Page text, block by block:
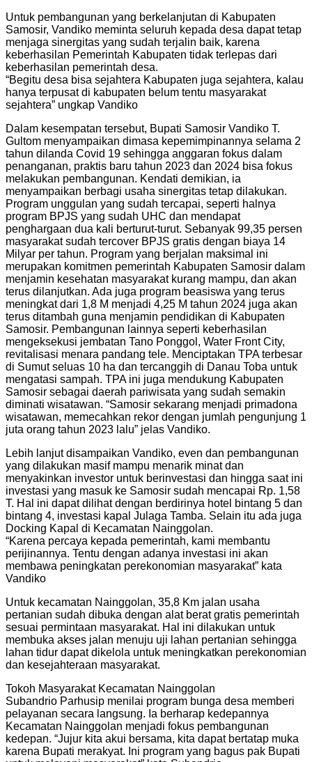
Untuk pembangunan yang berkelanjutan di Kabupaten
Samosir, Vandiko meminta seluruh kepada desa dapat tetap
menjaga sinergitas yang sudah terjalin baik, karena
keberhasilan Pemerintah Kabupaten tidak terlepas dari
keberhasilan pemerintah desa.
“Begitu desa bisa sejahtera Kabupaten juga sejahtera, kalau
hanya terpusat di kabupaten belum tentu masyarakat
sejahtera” ungkap Vandiko
Dalam kesempatan tersebut, Bupati Samosir Vandiko T.
Gultom menyampaikan dimasa kepemimpinannya selama 2
tahun dilanda Covid 19 sehingga anggaran fokus dalam
penanganan, praktis baru tahun 2023 dan 2024 bisa fokus
melakukan pembangunan. Kendati demikian, ia
menyampaikan berbagi usaha sinergitas tetap dilakukan.
Program unggulan yang sudah tercapai, seperti halnya
program BPJS yang sudah UHC dan mendapat
penghargaan dua kali berturut-turut. Sebanyak 99,35 persen
masyarakat sudah tercover BPJS gratis dengan biaya 14
Milyar per tahun. Program yang berjalan maksimal ini
merupakan komitmen pemerintah Kabupaten Samosir dalam
menjamin kesehatan masyarakat kurang mampu, dan akan
terus dilanjutkan. Ada juga program beasiswa yang terus
meningkat dari 1,8 M menjadi 4,25 M tahun 2024 juga akan
terus ditambah guna menjamin pendidikan di Kabupaten
Samosir. Pembangunan lainnya seperti keberhasilan
mengeksekusi jembatan Tano Ponggol, Water Front City,
revitalisasi menara pandang tele. Menciptakan TPA terbesar
di Sumut seluas 10 ha dan tercanggih di Danau Toba untuk
mengatasi sampah. TPA ini juga mendukung Kabupaten
Samosir sebagai daerah pariwisata yang sudah semakin
diminati wisatawan. “Samosir sekarang menjadi primadona
wisatawan, memecahkan rekor dengan jumlah pengunjung 1
juta orang tahun 2023 lalu” jelas Vandiko.
Lebih lanjut disampaikan Vandiko, even dan pembangunan
yang dilakukan masif mampu menarik minat dan
menyakinkan investor untuk berinvestasi dan hingga saat ini
investasi yang masuk ke Samosir sudah mencapai Rp. 1,58
T. Hal ini dapat dilihat dengan berdirinya hotel bintang 5 dan
bintang 4, investasi kapal Julaga Tamba. Selain itu ada juga
Docking Kapal di Kecamatan Nainggolan.
“Karena percaya kepada pemerintah, kami membantu
perijinannya. Tentu dengan adanya investasi ini akan
membawa peningkatan perekonomian masyarakat” kata
Vandiko
Untuk kecamatan Nainggolan, 35,8 Km jalan usaha
pertanian sudah dibuka dengan alat berat gratis pemerintah
sesuai permintaan masyarakat. Hal ini dilakukan untuk
membuka akses jalan menuju uji lahan pertanian sehingga
lahan tidur dapat dikelola untuk meningkatkan perekonomian
dan kesejahteraan masyarakat.
Tokoh Masyarakat Kecamatan Nainggolan
Subandrio Parhusip menilai program bunga desa memberi
pelayanan secara langsung. Ia berharap kedepannya
Kecamatan Nainggolan menjadi fokus pembangunan
kedepan. “Jujur kita akui bersama, kita dapat bertatap muka
karena Bupati merakyat. Ini program yang bagus pak Bupati